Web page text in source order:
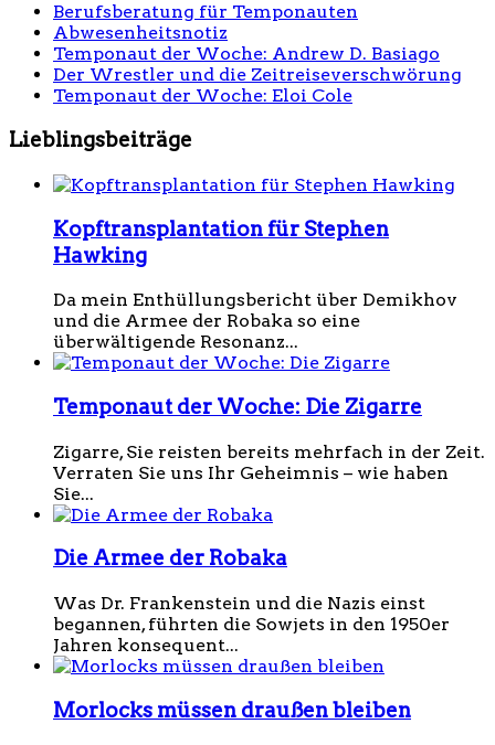
Berufsberatung für Temponauten
Abwesenheitsnotiz
Temponaut der Woche: Andrew D. Basiago
Der Wrestler und die Zeitreiseverschwörung
Temponaut der Woche: Eloi Cole
Lieblingsbeiträge
Kopftransplantation für Stephen
Hawking
Da mein Enthüllungsbericht über Demikhov
und die Armee der Robaka so eine
überwältigende Resonanz...
Temponaut der Woche: Die Zigarre
Zigarre, Sie reisten bereits mehrfach in der Zeit.
Verraten Sie uns Ihr Geheimnis – wie haben
Sie...
Die Armee der Robaka
Was Dr. Frankenstein und die Nazis einst
begannen, führten die Sowjets in den 1950er
Jahren konsequent...
Morlocks müssen draußen bleiben